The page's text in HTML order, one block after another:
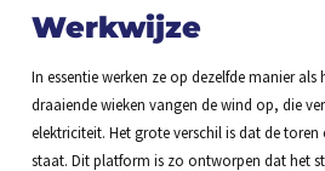
Werkwijze
In essentie werken ze op dezelfde manier
draaiende wieken vangen de wind op, die
elektriciteit. Het grote verschil is dat de
staat. Dit platform is zo ontworpen dat het